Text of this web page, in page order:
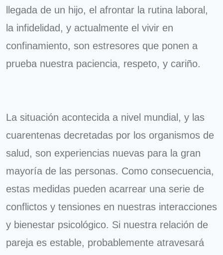
llegada de un hijo, el afrontar la rutina laboral,
la infidelidad, y actualmente el vivir en
confinamiento, son estresores que ponen a
prueba nuestra paciencia, respeto, y cariño.
La situación acontecida a nivel mundial, y las
cuarentenas decretadas por los organismos de
salud, son experiencias nuevas para la gran
mayoría de las personas. Como consecuencia,
estas medidas pueden acarrear una serie de
conflictos y tensiones en nuestras interacciones
y bienestar psicológico. Si nuestra relación de
pareja es estable, probablemente atravesará